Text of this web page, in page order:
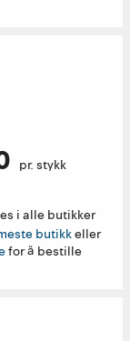
pr. stykk
i alle butikker
butikkeller
for å bestille